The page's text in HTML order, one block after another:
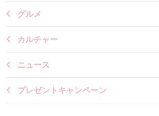
グルメ
カルチャー
ニュース
プレゼントキャンペーン